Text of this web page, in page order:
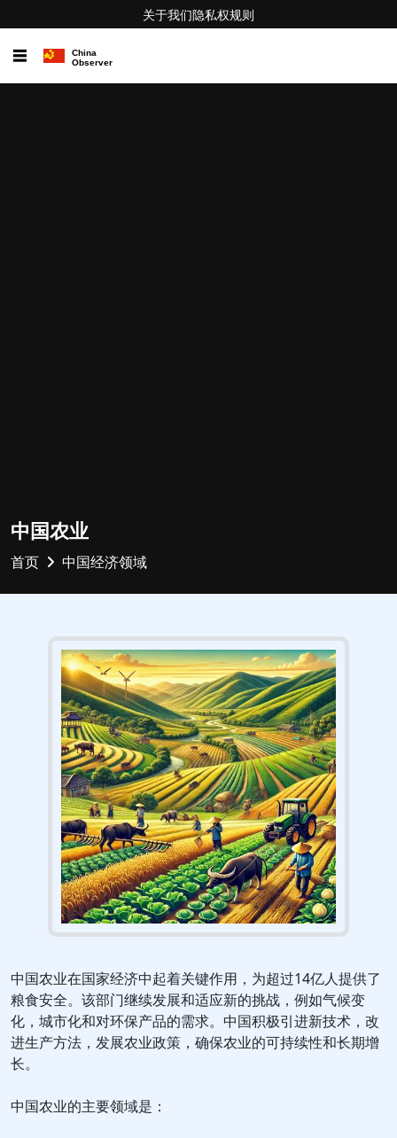
关于我们隐私权规则
☰
中国农业
首页 中国经济领域
中国农业在国家经济中起着关键作用，为超过14亿人提供了
粮食安全。该部门继续发展和适应新的挑战，例如气候变
化，城市化和对环保产品的需求。中国积极引进新技术，改
进生产方法，发展农业政策，确保农业的可持续性和长期增
长。
中国农业的主要领域是：